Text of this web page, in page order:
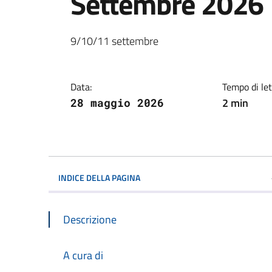
Dettagli della notizia
9/10/11 settembre
Data:
28 maggio 2026
Tempo di
2 min
INDICE DELLA PAGINA
Descrizione
A cura di